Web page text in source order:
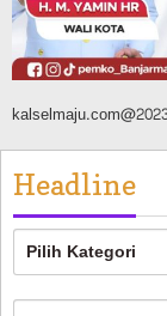
Headline
Headline